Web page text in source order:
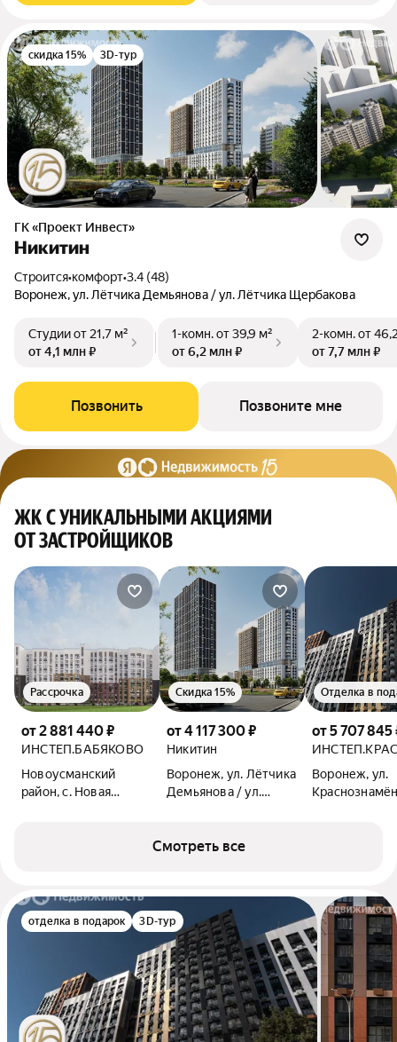
скидка 15% 3D-тур
ГК «Проект Инвест»
Никитин
Строится•комфорт•3.4 (48)
Воронеж, ул. Лётчика Демьянова / ул. Лётчика Щербакова
Студииот 21,7 м²
от 4,1 млн ₽
1-комн.от 39,9 м²
от 6,2 млн ₽
2-комн.от
от 7,7 млн ₽
Позвонить Позвоните мне
ЖК С УНИКАЛЬНЫМИ АКЦИЯМИ
ОТ ЗАСТРОЙЩИКОВ
от 2 881 440 ₽
ИНСТЕП.БАБЯКОВО
Новоусманский
район, с. Новая
Рассрочка
от 4 117 300 ₽
Никитин
Воронеж, ул. Лётчика
Демьянова / ул.
Скидка 15%
от 5 707 845
Воронеж, ул.
Отделка в
Смотреть все
отделка в подарок 3D-тур